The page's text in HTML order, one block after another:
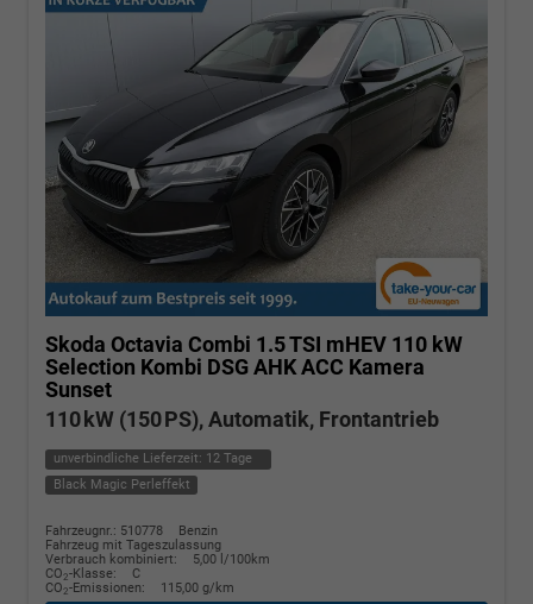
Skoda Octavia Combi 1.5 TSI mHEV 110 kW
Selection Kombi DSG AHK ACC Kamera
Sunset
110 kW (150 PS), Automatik, Frontantrieb
unverbindliche Lieferzeit: 12 Tage
Black Magic Perleffekt
Fahrzeugnr.: 510778
Benzin
Fahrzeug mit Tageszulassung
Verbrauch kombiniert:
5,00 l/100km
CO2-Klasse:
C
CO2-Emissionen: 115,00 g/km